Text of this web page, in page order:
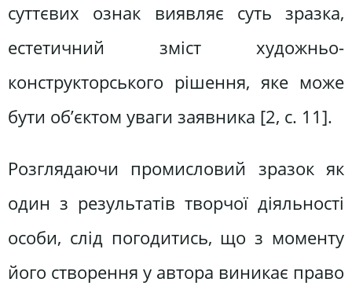
суттєвих ознак виявляє суть зразка,
естетичний зміст художньо-
конструкторського рішення, яке може
бути об’єктом уваги заявника [2, с. 11].
Розглядаючи промисловий зразок як
один з результатів творчої діяльності
особи, слід погодитись, що з моменту
його створення у автора виникає право